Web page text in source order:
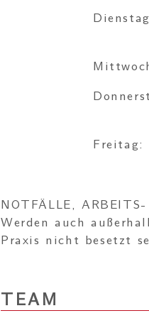
Freitag:
NOTFÄLLE,
Werden auch
Praxis nicht besetzt
TEAM